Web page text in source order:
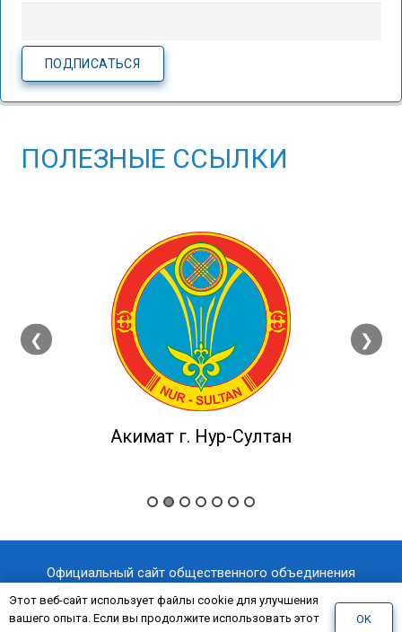
ПОЛЕЗНЫЕ ССЫЛКИ
❮
Акимат г. Нур-Султан
❯
Официальный сайт общественного объединения
«Казахстанский отраслевой профессиональный союз
работников здравоохранения«AQNİET
Этот веб-сайт использует файлы cookie для улучшения
вашего опыта. Если вы продолжите использовать этот
OK